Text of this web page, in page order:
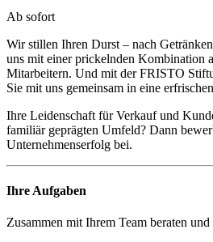
Ab sofort
Wir stillen Ihren Durst – nach
uns mit einer prickelnden Kombination
Mitarbeitern. Und mit der FRISTO
Sie mit uns gemeinsam in eine
Ihre Leidenschaft für Verkauf und
familiär geprägten Umfeld? Dann
Unternehmenserfolg bei.
Ihre Aufgaben
Zusammen mit Ihrem Team beraten